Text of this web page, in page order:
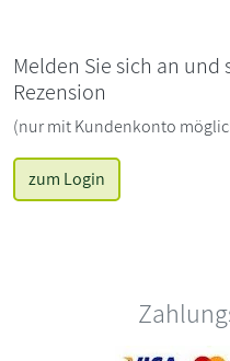
Melden Sie sich an und
Rezension
(nur mit Kundenkonto
zum Login